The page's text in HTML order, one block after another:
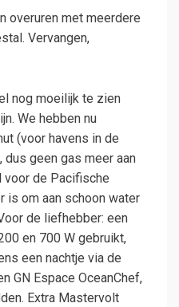
overuren met meerdere
Vervangen,
nog moeilijk te zien
We hebben nu
(voor havens in de
geen gas meer aan
voor de Pacifische
is om aan schoon water
de liefhebber: een
en 700 W gebruikt,
een nachtje via de
GN Espace OceanChef,
Extra Mastervolt